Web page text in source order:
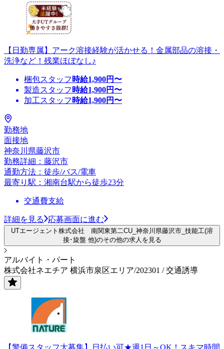
【日勤専属】アーク溶接経験が活かせる！金属部品の溶接・
洗浄など！残業ほぼなし♪
梱包スタッフ 時給1,900円〜
製造スタッフ 時給1,900円〜
加工スタッフ 時給1,900円〜
勤務地
面接地
神奈川県藤沢市
勤務詳細：藤沢市
通勤方法：徒歩/バス/電車
最寄り駅：湘南台駅から徒歩23分
交通費支給
詳細を見る 応募画面に進む
UTエージェント株式会社 南関東第二CU_神奈川県藤沢市_技能工(溶
接･旋盤 他)のその他の求人を見る
アルバイト・パート
株式会社ネエチア 横浜市泉区エリア/202301 / 交通誘導
【警備スタッフ大募集】日払い可★週1日～OK！スキマ時間